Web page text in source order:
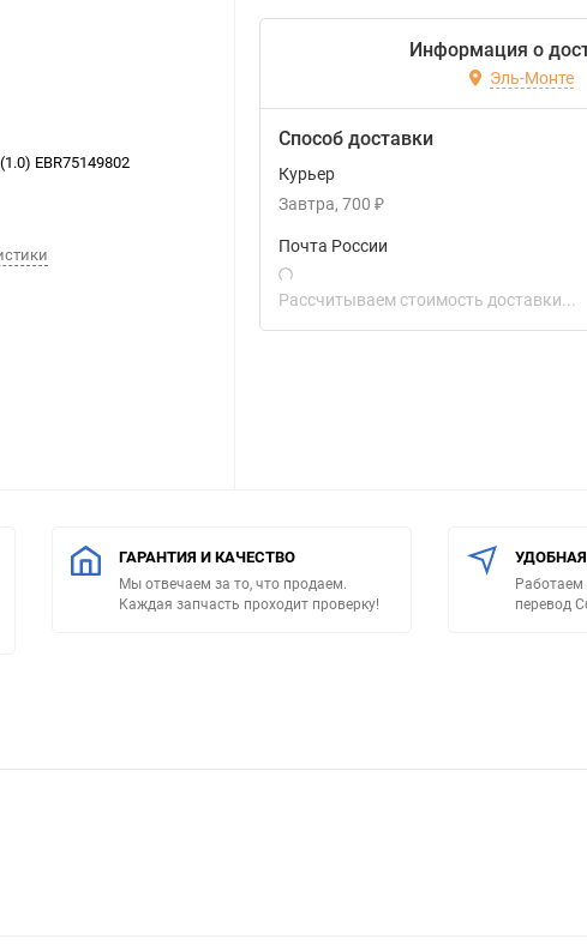
EBR75149802
Информация о
Эль-Монте
Способ доставки
Курьер
Завтра 700 ₽
Почта России
Рассчитываем стоимость доставки...
ГАРАНТИЯ И КАЧЕСТВО
Мы отвечаем за то, что продаем.
Каждая запчасть проходит проверку!
Работаем
перевод